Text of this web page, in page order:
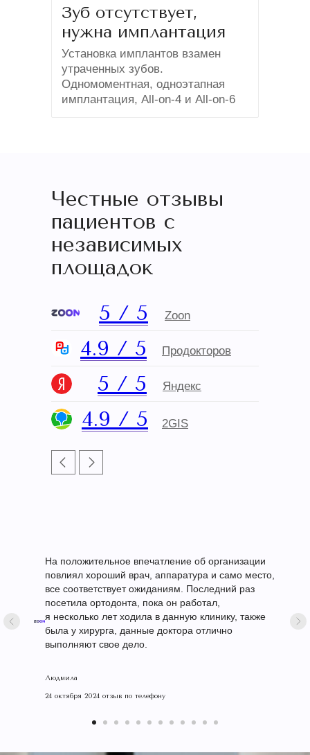
Зуб отсутствует,
нужна имплантация
Установка имплантов взамен
утраченных зубов.
Одномоментная, одноэтапная
имплантация, All-on-4 и All-on-6
Честные отзывы
пациентов с
независимых
площадок
5 / 5 Яндекс
4.9 / 5 Продокторов
4.9 / 5 2GIS
5 / 5 Zoon
На положительное впечатление об организации
повлиял хороший врач, аппаратура и само место,
все соответствует ожиданиям. Последний раз
посетила ортодонта, пока он работал,
я несколько лет ходила в данную клинику, также
была у хирурга, данные доктора отлично
выполняют свое дело.
Людмила
24 октября 2024 отзыв по телефону